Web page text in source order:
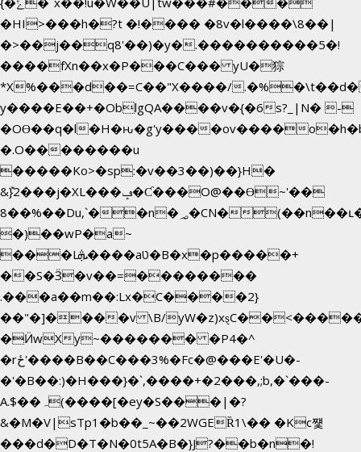
�HI>���h�?t �!���� �8v�l����\8��|
�>��j��q8'��)�y�.����������5�!
����fXn��x�P���C��� yU�猔
*X%���d��=C��"X����/
y����E��+�OblgQA����v�{�6s?_|N� -
�OƟ��q�l�H�ԋ�g'y����ov����
�.O��������u
�����Ko>�sp:�v��3��)��}H�
&݉}2���j�XL���ݡ�Ƈ���O@��Ɵ~'��
8��%��Du,`��n�؃�CN�(��n��ւ���B�9��
�)��wP�a~
���Lܞ����aט�B�x�p�����+
��S�Ӟ�v��=��������
.���a��m��:Lx�C����2}
��"�]����v \B/
�ӤwXy~������� �P4�^
�rځ'����B��C���3%�Fc�@���E'�U�-
�'�B��:)�H���}�`,����+�2���,;b,�`���-
A.$��ہ(����[�ey�S���|�?
&�M�V|sTp1�b��_~��2WGEȐ1\�� �Kc쩇
���d�D�T�N�0t5A�B�}J?��b�n�!